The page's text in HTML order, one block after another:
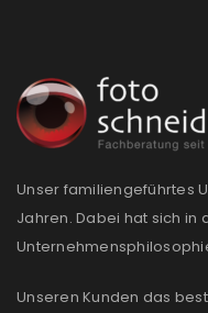
Unser familiengeführtes
Jahren. Dabei hat sich in
Unseren Kunden das